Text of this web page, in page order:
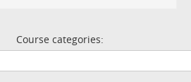
Course categories: